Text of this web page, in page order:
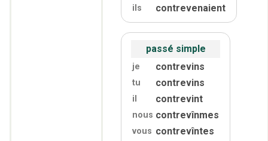
ils contrevenaient
passé simple
je contrevins
tu contrevins
il contrevint
nous contrevînmes
vous contrevîntes